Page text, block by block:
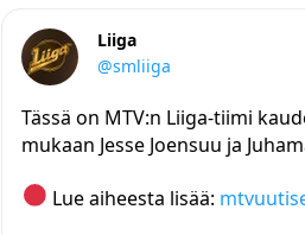
Liiga
@smliiga
Tässä on MTV:n Liiga-tiimi
mukaan Jesse Joensuu ja
Lue aiheesta lisää: